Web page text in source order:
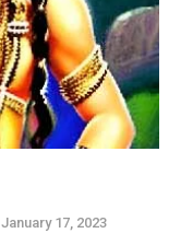
January 17, 2023